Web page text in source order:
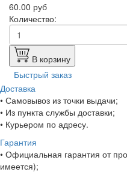
60.00 руб
Количество:
В корзину
Быстрый заказ
Доставка
• Самовывоз из точки выдачи;
• Из пункта службы доставки;
• Курьером по адресу.
Гарантия
• Официальная гарантия от
имеется);